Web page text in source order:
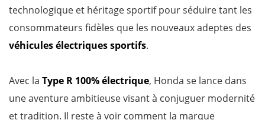
technologique et héritage sportif pour séduire tant les
consommateurs fidèles que les nouveaux adeptes des
véhicules électriques sportifs.
Avec la Type R 100% électrique, Honda se lance dans
une aventure ambitieuse visant à conjuguer modernité
et tradition. Il reste à voir comment la marque